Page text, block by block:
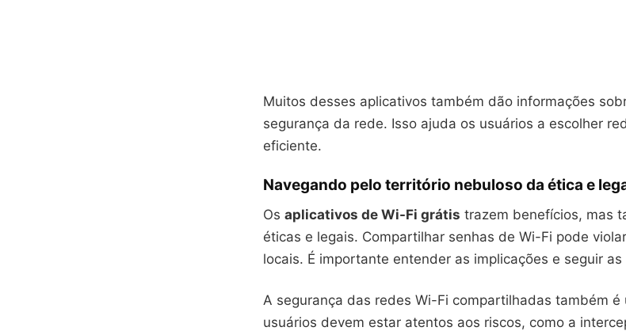
Muitos desses aplicativos também dão informações
segurança da rede. Isso ajuda os usuários a escolher
eficiente.
Navegando pelo território nebuloso da ética e
Os aplicativos de Wi-Fi grátis trazem benefícios, mas
éticas e legais. Compartilhar senhas de Wi-Fi pode
locais. É importante entender as implicações e seguir
A segurança das redes Wi-Fi compartilhadas também é
usuários devem estar atentos aos riscos, como a